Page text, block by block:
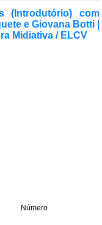
(Introdutório) com
e Giovana Botti |
Midiativa / ELCV
Número